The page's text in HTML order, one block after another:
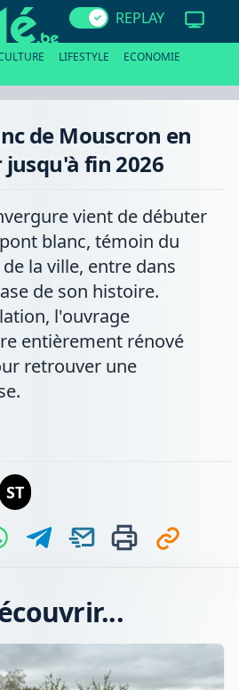
REPLAY
LIFESTYLE ECONOMIE
de Mouscron en
fin 2026
vient de débuter
blanc, témoin du
la ville, entre dans
de son histoire.
l'ouvrage
entièrement rénové
retrouver une
ST